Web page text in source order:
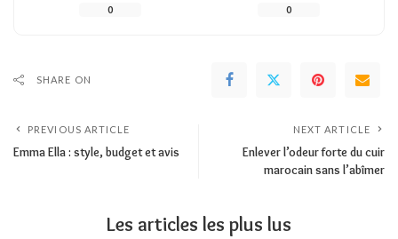
0 0
SHARE ON
PREVIOUS ARTICLE
Emma Ella : style, budget et avis
NEXT ARTICLE
Enlever l’odeur forte du cuir
marocain sans l’abîmer
Les articles les plus lus